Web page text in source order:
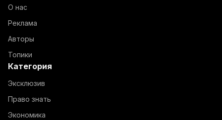
О нас
Реклама
Авторы
Топики
Категория
Эксклюзив
Право знать
Экономика